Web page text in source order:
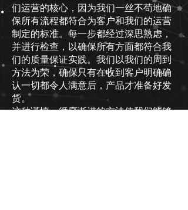
们运营的核心，因为我们一丝不苟地确
保所有流程都符合为客户和我们的运营
制定的标准。每一步都经过深思熟虑，
并进行检查，以确保所有方面都符合我
们的质量保证实践。我们以我们的周到
方法为荣，确保只有在收到客户明确确
认一切都令人满意后，产品才准备好发
货。
这种谨慎、循序渐进的方法使我们能够